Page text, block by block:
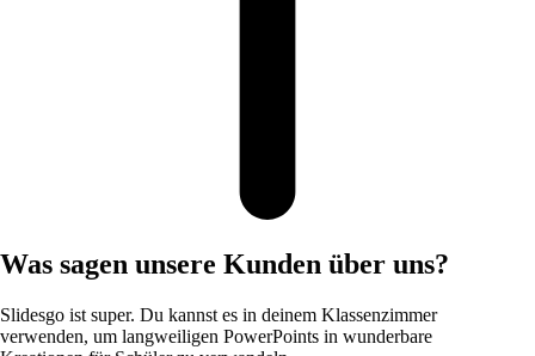
Was sagen unsere Kunden über uns?
Slidesgo ist super. Du kannst es in deinem Klassenzimmer
verwenden, um langweiligen PowerPoints in wunderbare